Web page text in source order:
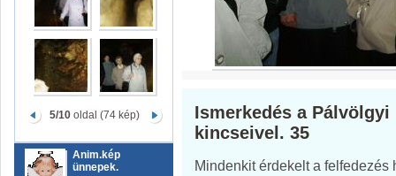
5/10 oldal (74 kép)
Anim.kép
ünnepek.
Ismerkedés a Pálvölgyi
kincseivel. 35
Mindenkit érdekelt a felfedezés